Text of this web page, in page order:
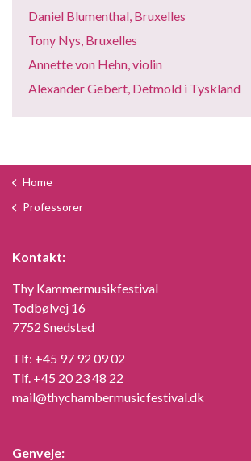
Daniel Blumenthal, Bruxelles
Tony Nys, Bruxelles
Annette von Hehn, violin
Alexander Gebert, Detmold i Tyskland
Home
Professorer
Kontakt:
Thy Kammermusikfestival
Todbølvej 16
7752 Snedsted
Tlf: +45 97 92 09 02
Tlf. +45 20 23 48 22
mail@thychambermusicfestival.dk
Genveje: